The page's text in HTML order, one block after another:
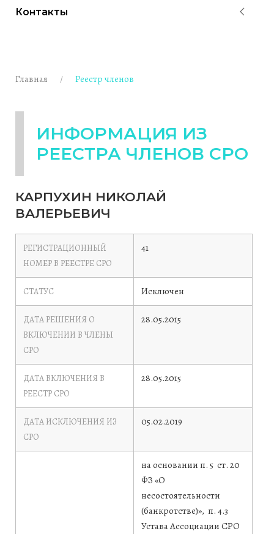
Контакты
Главная Реестр членов
ИНФОРМАЦИЯ ИЗ
РЕЕСТРА ЧЛЕНОВ СРО
КАРПУХИН НИКОЛАЙ
ВАЛЕРЬЕВИЧ
РЕГИСТРАЦИОННЫЙ
НОМЕР В РЕЕСТРЕ СРО
41
СТАТУС Исключен
ДАТА РЕШЕНИЯ О
ВКЛЮЧЕНИИ В ЧЛЕНЫ
СРО
28.05.2015
ДАТА ВКЛЮЧЕНИЯ В
РЕЕСТР СРО
28.05.2015
ДАТА ИСКЛЮЧЕНИЯ ИЗ
СРО
05.02.2019
на основании п. 5 ст. 20
ФЗ «О
несостоятельности
(банкротстве)», п. 4.3
Устава Ассоциации СРО